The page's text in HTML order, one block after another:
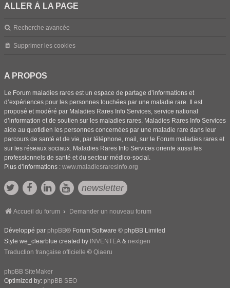
ALLER À LA PAGE
Recherche avancée
Supprimer les cookies
A PROPOS
Le Forum maladies rares est un espace de partage d’informations et
d’expériences pour les personnes touchées par une maladie rare. Il est
proposé et modéré par Maladies Rares Info Services, service national
d’information et de soutien sur les maladies rares. Maladies Rares Info Services
aide au quotidien les personnes concernées par une maladie rare dans leur
parcours de santé et de vie, par téléphone, mail, sur le Forum maladies rares et
sur les réseaux sociaux. Maladies Rares Info Services oriente aussi les
professionnels de santé et du secteur médico-social.
Plus d’informations : www.maladiesraresinfo.org
newsletter
Accueil du forum Demander un nouveau forum
Développé par phpBB® Forum Software © phpBB Limited
Style we_clearblue created by INVENTEA & nextgen
Traduction française officielle © Qiaeru
phpBB SiteMaker
Optimized by: phpBB SEO